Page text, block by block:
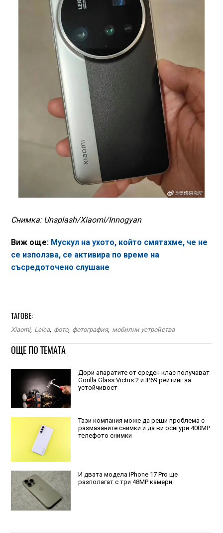
Снимка: Unsplash/Xiaomi/Innogyan
Виж още: Мускул на ухото, който смятахме, че не
се използва, се активира по време на
съсредоточено слушане
ТАГОВЕ:
Xiaomi, Leica, фото, фотография, мобилни устройства
ОЩЕ ПО ТЕМАТА
Дори апаратите от среден клас получават
Gorilla Glass Victus 2 и IP69 рейтинг за
устойчивост
Тази компания може да реши проблема с
размазаните снимки и да ви осигури 400МР
телефото снимки
И двата модела iPhone 17 Pro ще
разполагат с три 48MP камери